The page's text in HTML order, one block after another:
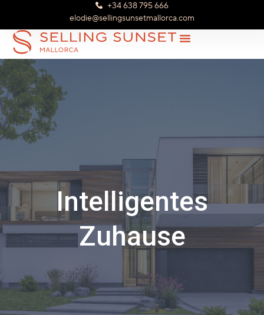
elodie@sellingsunsetmallorca.com
+34 638 795 666
Intelligentes
Zuhause